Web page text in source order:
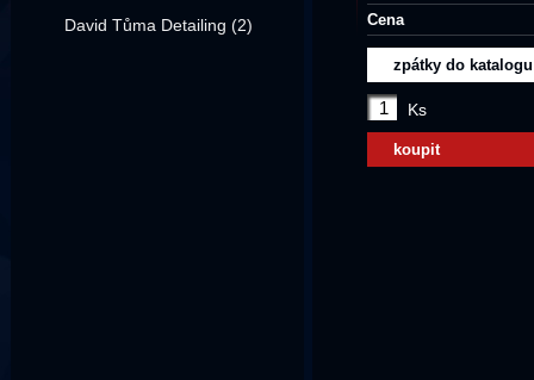
Cena
zpátky do katalogu
Ks
koupit
David Tůma Detailing (2)